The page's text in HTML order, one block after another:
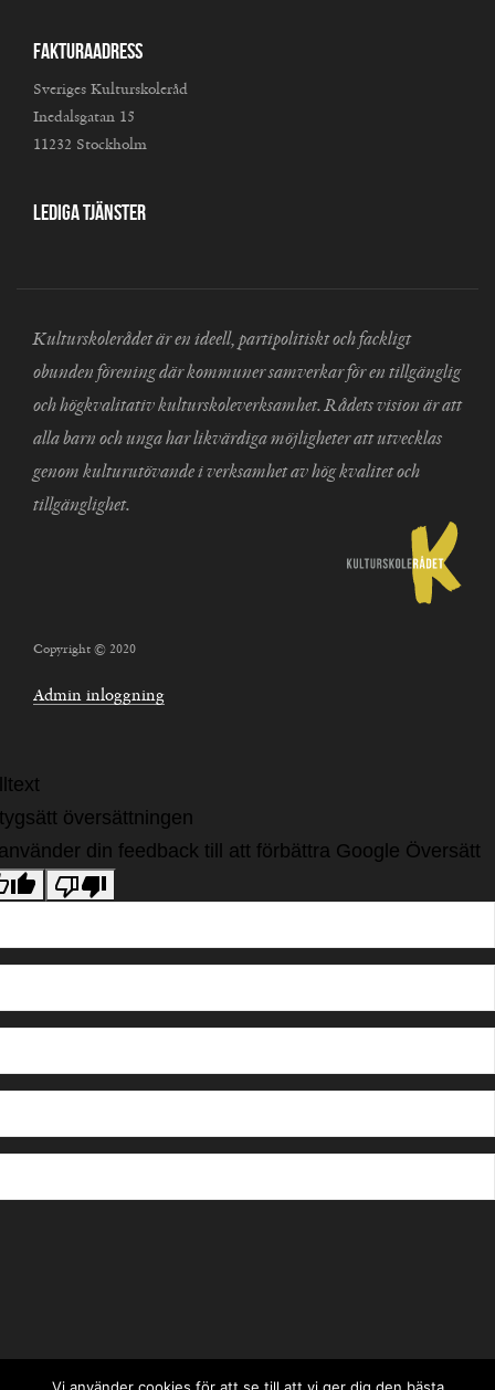
Fakturaadress
Sveriges Kulturskoleråd
Inedalsgatan 15
11232 Stockholm
Lediga tjänster
Kulturskolerådet är en ideell, partipolitiskt och fackligt
obunden förening där kommuner samverkar för en tillgänglig
och högkvalitativ kulturskoleverksamhet. Rådets vision är att
alla barn och unga har likvärdiga möjligheter att utvecklas
genom kulturutövande i verksamhet av hög kvalitet och
tillgänglighet.
Copyright © 2020
Admin inloggning
översättningen
din feedback till att förbättra Google Översätt